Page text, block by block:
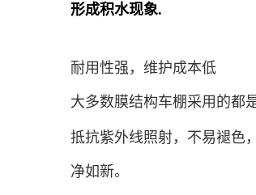
形成积水现象.
耐用性强，维护成本低
大多数膜结构车棚采用的都
抵抗紫外线照射，不易褪色
净如新。